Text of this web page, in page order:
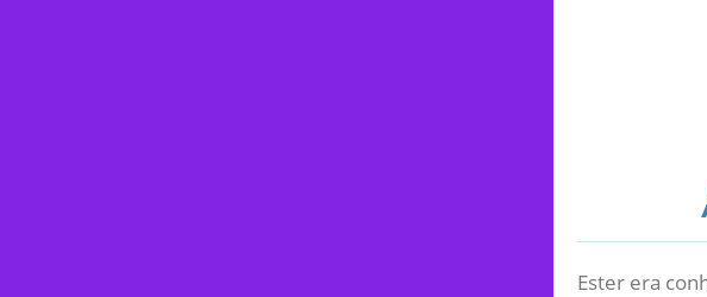
Ester era